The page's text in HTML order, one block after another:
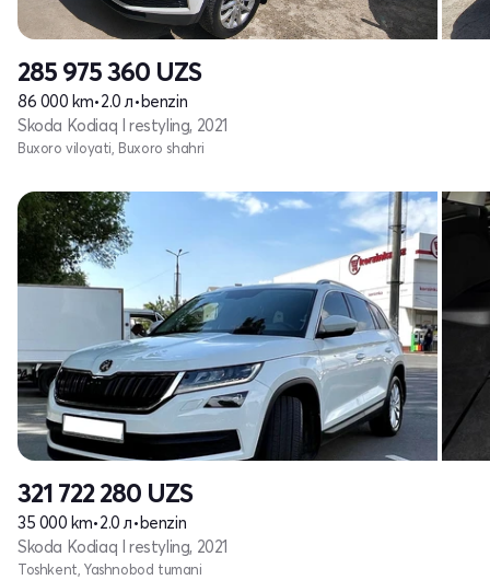
285 975 360 UZS
86 000 km•2.0 л• benzin
Skoda Kodiaq I restyling, 2021
Buxoro viloyati, Buxoro shahri
321 722 280 UZS
35 000 km•2.0 л• benzin
Skoda Kodiaq I restyling, 2021
Toshkent, Yashnobod tumani